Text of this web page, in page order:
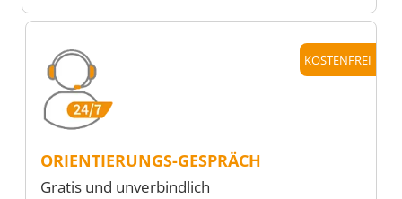
KOSTENFREI
ORIENTIERUNGS-GESPRÄCH
Gratis und unverbindlich